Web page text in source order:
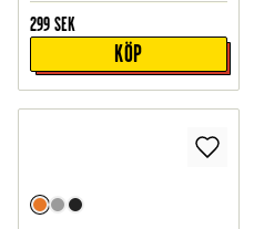
299 SEK
KÖP